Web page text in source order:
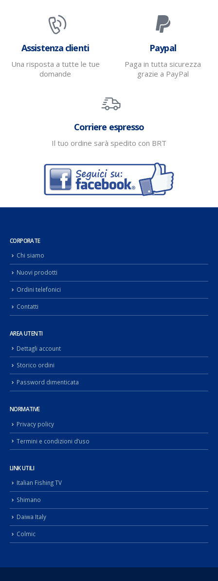
Assistenza clienti
Una risposta a tutte le tue
domande
Paypal
Paga in tutta sicurezza
grazie a PayPal
Corriere espresso
Il tuo ordine sarà spedito con BRT
CORPORATE
Chi siamo
Nuovi prodotti
Ordini telefonici
Contatti
AREA UTENTI
Dettagli account
Storico ordini
Password dimenticata
NORMATIVE
Privacy policy
Termini e condizioni d’uso
LINK UTILI
Italian Fishing TV
Shimano
Daiwa Italy
Colmic